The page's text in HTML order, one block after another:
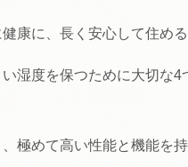
康に、長く安心して住め
湿度を保つために大切な
極めて高い性能と機能を